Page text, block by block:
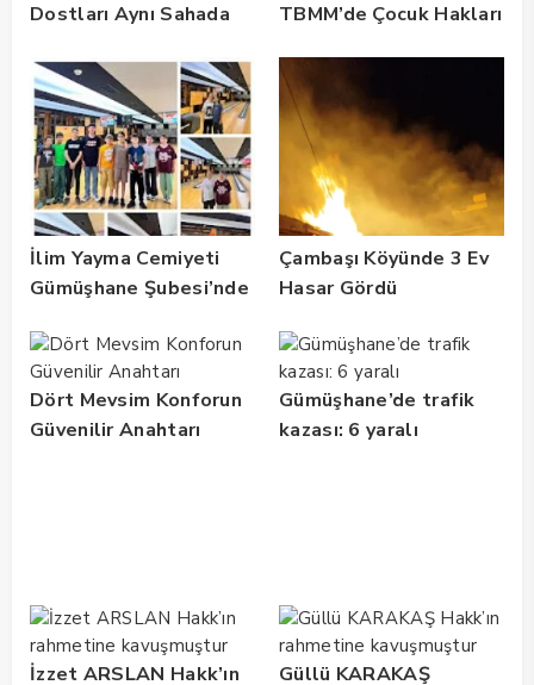
Dostları Aynı Sahada
Unutulmadı
TBMM’de Çocuk Hakları
Vurgusu
İlim Yayma Cemiyeti
Gümüşhane Şubesi’nde
Coşkusu
Çambaşı Köyünde 3 Ev
Hasar Gördü
Dört Mevsim Konforun
Güvenilir Anahtarı
Gümüşhane’de trafik
kazası: 6 yaralı
İzzet ARSLAN Hakk’ın
Güllü KARAKAŞ